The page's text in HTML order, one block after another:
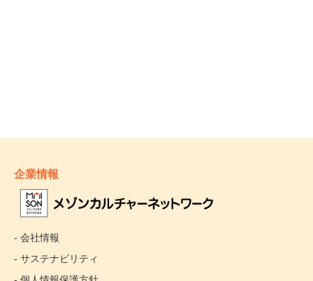
企業情報
- 会社情報
- サステナビリティ